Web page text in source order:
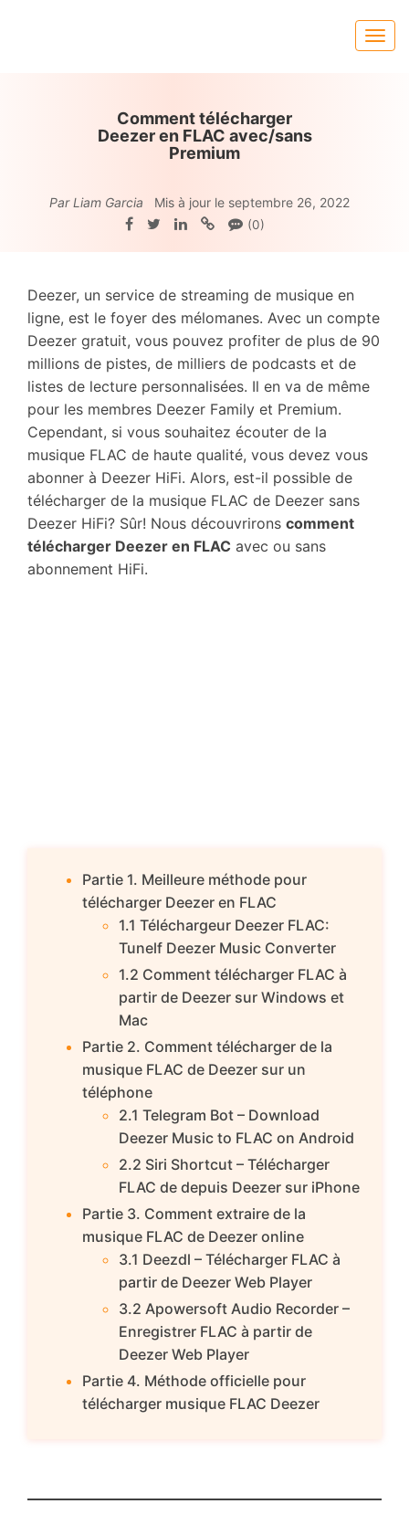
Comment télécharger
Deezer en FLAC avec/sans
Premium
Par Liam Garcia Mis à jour le septembre 26, 2022
(0)
Deezer, un service de streaming de musique en
ligne, est le foyer des mélomanes. Avec un compte
Deezer gratuit, vous pouvez profiter de plus de 90
millions de pistes, de milliers de podcasts et de
listes de lecture personnalisées. Il en va de même
pour les membres Deezer Family et Premium.
Cependant, si vous souhaitez écouter de la
musique FLAC de haute qualité, vous devez vous
abonner à Deezer HiFi. Alors, est-il possible de
télécharger de la musique FLAC de Deezer sans
Deezer HiFi? Sûr! Nous découvrirons comment
télécharger Deezer en FLAC avec ou sans
abonnement HiFi.
Partie 1. Meilleure méthode pour
télécharger Deezer en FLAC
1.1 Téléchargeur Deezer FLAC:
Tunelf Deezer Music Converter
1.2 Comment télécharger FLAC à
partir de Deezer sur Windows et
Mac
Partie 2. Comment télécharger de la
musique FLAC de Deezer sur un
téléphone
2.1 Telegram Bot – Download
Deezer Music to FLAC on Android
2.2 Siri Shortcut – Télécharger
FLAC de depuis Deezer sur iPhone
Partie 3. Comment extraire de la
musique FLAC de Deezer online
3.1 Deezdl – Télécharger FLAC à
partir de Deezer Web Player
3.2 Apowersoft Audio Recorder –
Enregistrer FLAC à partir de
Deezer Web Player
Partie 4. Méthode officielle pour
télécharger musique FLAC Deezer